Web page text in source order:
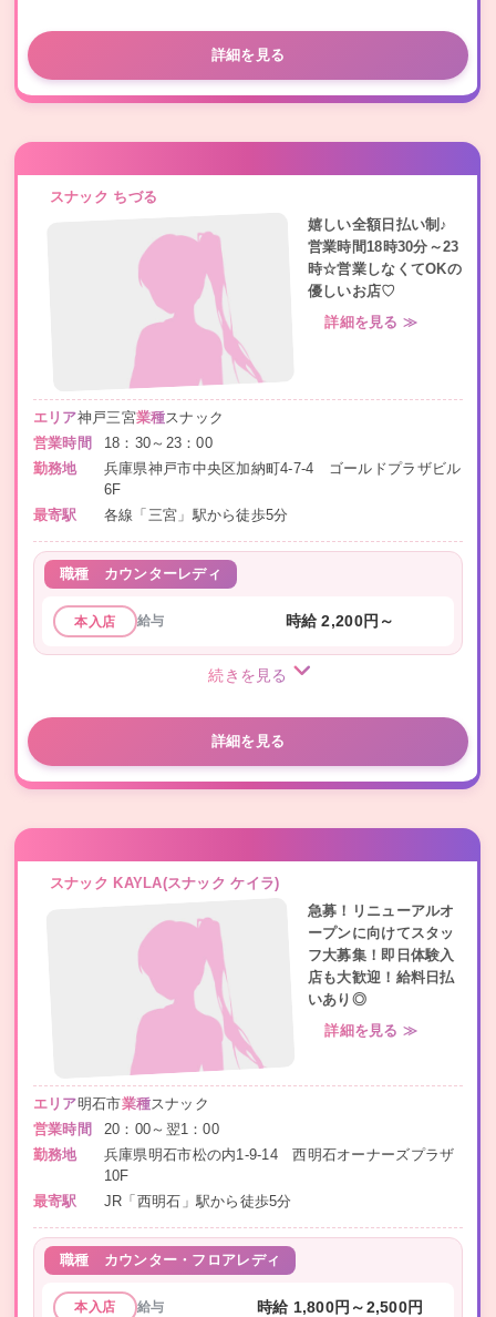
詳細を見る
スナック ちづる
嬉しい全額日払い制♪
営業時間18時30分～23
時☆営業しなくてOKの
優しいお店♡
詳細を見る ≫
エリア神戸三宮業種スナック
営業時間
18：30～23：00
勤務地
兵庫県神戸市中央区加納町4-7-4 ゴールドプラザビル
6F
最寄駅
各線「三宮」駅から徒歩5分
職種 カウンターレディ
本入店 給与 時給 2,200円～
続きを見る
詳細を見る
スナック KAYLA(スナック ケイラ)
急募！リニューアルオ
ープンに向けてスタッ
フ大募集！即日体験入
店も大歓迎！給料日払
いあり◎
詳細を見る ≫
エリア明石市業種スナック
営業時間
20：00～翌1：00
勤務地
兵庫県明石市松の内1-9-14 西明石オーナーズプラザ
10F
最寄駅
JR「西明石」駅から徒歩5分
職種 カウンター・フロアレディ
本入店 給与 時給 1,800円～2,500円